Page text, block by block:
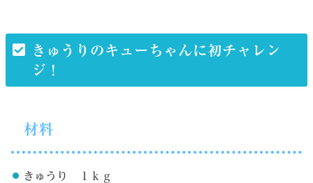
きゅうりのキューちゃんに初チャレン
ジ！
材料
きゅうり １ｋｇ